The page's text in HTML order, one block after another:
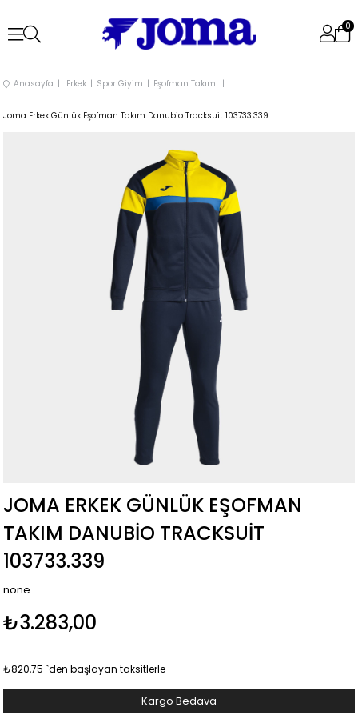
0
Anasayfa Erkek Spor Giyim Eşofman Takımı
Joma Erkek Günlük Eşofman Takım Danubio Tracksuit 103733.339
JOMA ERKEK GÜNLÜK EŞOFMAN
TAKIM DANUBIO TRACKSUIT
103733.339
none
₺3.283,00
₺820,75 `den başlayan taksitlerle
Kargo Bedava